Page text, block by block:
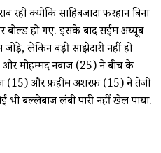
रही क्योकि साहिबजादा फरहान बिना
हो गए. इसके बाद सईम अय्यूब
लेकिन बड़ी साझेदारी नहीं हो
मोहम्मद नवाज (25) ने बीच के
(15) और फ़हीम अशरफ़ (15) ने तेजी
बल्लेबाज लंबी पारी नहीं खेल पाया.